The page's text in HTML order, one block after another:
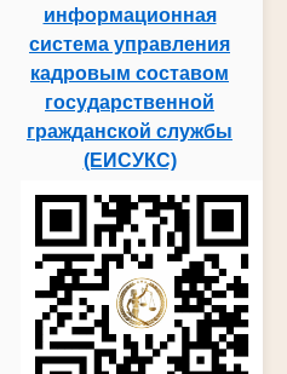
информационная
система управления
кадровым составом
государственной
гражданской службы
(ЕИСУКС)